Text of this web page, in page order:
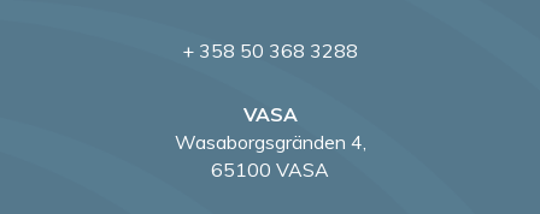
+ 358 50 368 3288
VASA
Wasaborgsgränden 4,
65100 VASA